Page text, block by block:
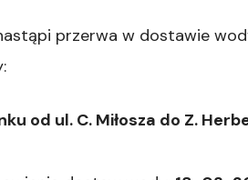
przerwa w dostawie
od ul. C. Miłosza do Z.